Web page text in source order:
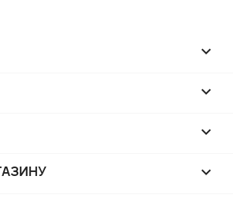



keyboard_arrow_down